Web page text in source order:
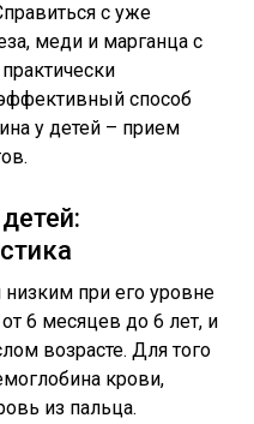
с уже
меди и марганца с
способ
у детей – прием
низким при его уровне
6 месяцев до 6 лет, и
возрасте. Для того
крови,
из пальца.